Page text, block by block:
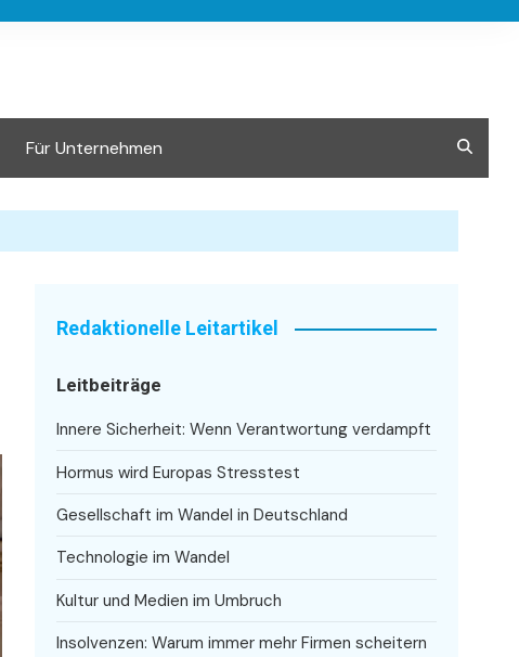
Für Unternehmen
Redaktionelle Leitartikel
Leitbeiträge
Innere Sicherheit: Wenn Verantwortung verdampft
Hormus wird Europas Stresstest
Gesellschaft im Wandel in Deutschland
Technologie im Wandel
Kultur und Medien im Umbruch
Insolvenzen: Warum immer mehr Firmen scheitern